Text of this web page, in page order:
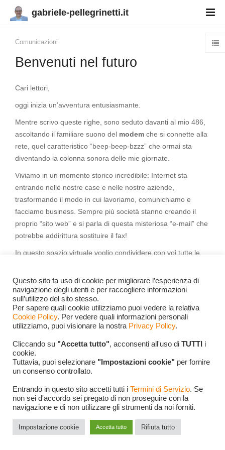
gabriele-pellegrinetti.it
Comunicazioni
Benvenuti nel futuro
Cari lettori,
oggi inizia un’avventura entusiasmante.
Mentre scrivo queste righe, sono seduto davanti al mio 486,
ascoltando il familiare suono del modem che si connette alla
rete, quel caratteristico “beep-beep-bzzz” che ormai sta
diventando la colonna sonora delle mie giornate.
Viviamo in un momento storico incredibile: Internet sta
entrando nelle nostre case e nelle nostre aziende,
trasformando il modo in cui lavoriamo, comunichiamo e
facciamo business. Sempre più società stanno creando il
proprio “sito web” e si parla di questa misteriosa “e-mail” che
potrebbe addirittura sostituire il fax!
In questo spazio virtuale voglio condividere con voi tutte le
una vera e propria battaglia in corso tra browser? Da una
parte abbiamoNetscape Navigatore dall’altraInternet
Explorer, ognuno con le sue caratteristiche uniche. E questo
è solo l’inizio! Sta nascendo un nuovo modo di fare acquisti
chiamato “ e-commerce“: immaginate di poter comprare
di casa. Fantascienza? No, è già realtà in alcuni paesi!
E a proposito di novità, si vocifera dell’arrivo di un nuovo
il modo in cui utilizziamo i computer. Nel frattempo, la
tecnologia di archiviazione fa passi da gigante: i CD-RW
accessibili e ci permettono di fare cose che prima
Questo sito fa uso di cookie per migliorare l’esperienza di
navigazione degli utenti e per raccogliere informazioni
sull’utilizzo del sito stesso.
Per sapere quali cookie utilizziamo puoi vedere la relativa
Cookie Policy. Per vedere quali informazioni personali
utilizziamo, puoi visionare la nostra Privacy Policy.
Cliccando su "Accetta tutto", acconsenti all'uso di TUTTI i
cookie.
Tuttavia, puoi selezionare "Impostazioni cookie" per fornire
un consenso controllato.
Entrando in questo sito accetti tutti i Termini di Servizio. Se
non sei d'accordo sei pregato di non proseguire con la
navigazione e di non utilizzare gli strumenti da noi forniti.
Impostazione cookie Accetta tutto Rifiuta tutto